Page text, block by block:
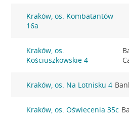
Kraków, os. Kombatantów
16a
Kraków, os.
Kościuszkowskie 4
Kraków, os. Na Lotnisku 4
Kraków, os. Oświecenia 35c